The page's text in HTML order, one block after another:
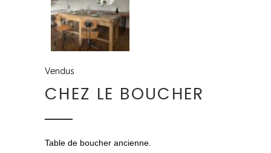
Vendus
CHEZ LE BOUCHER
Table de boucher ancienne.